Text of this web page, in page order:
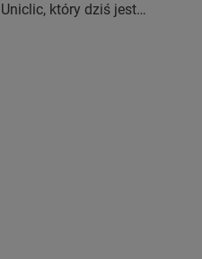
który dziś jest
stosowanym przy